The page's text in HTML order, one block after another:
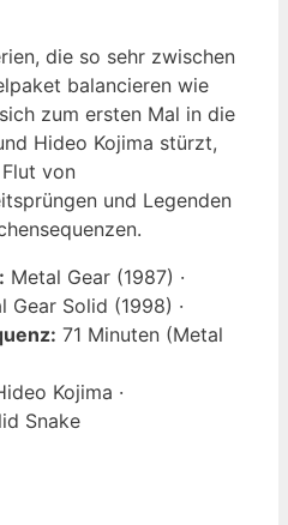
die so sehr zwischen
balancieren wie
zum ersten Mal in die
Hideo Kojima stürzt,
von
und Legenden
Metal Gear (1987) ·
Gear Solid (1998) ·
71 Minuten (Metal
Kojima ·
Snake